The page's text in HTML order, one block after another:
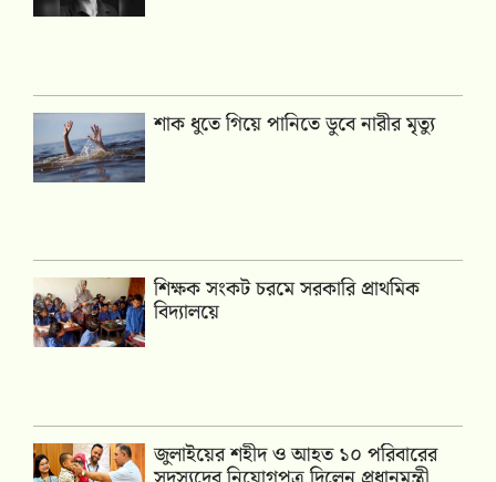
শাক ধুতে গিয়ে পানিতে ডুবে নারীর মৃত্যু
শিক্ষক সংকট চরমে সরকারি প্রাথমিক
বিদ্যালয়ে
জুলাইয়ের শহীদ ও আহত ১০ পরিবারের